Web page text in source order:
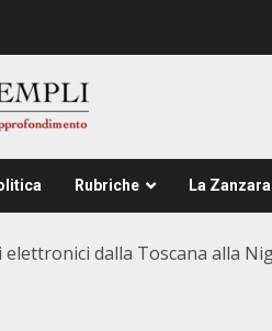
Rubriche La
dalla Toscana alla